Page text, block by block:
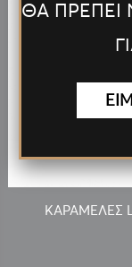
ΚΑΡΑΜΕΛΕΣ
ΘΑ ΠΡΕΠΕΙ